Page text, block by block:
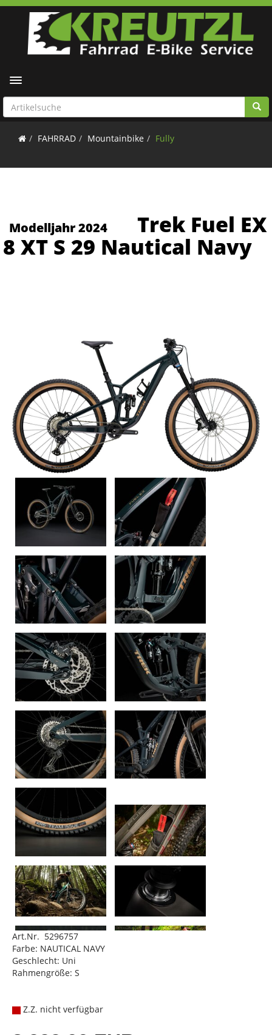
Toggle navigation
FAHRRAD Mountainbike Fully
Modelljahr 2024
Trek Fuel EX
8 XT S 29 Nautical Navy
Art.Nr. 5296757
Farbe: NAUTICAL NAVY
Geschlecht: Uni
Rahmengröße: S
Z.Z. nicht verfügbar